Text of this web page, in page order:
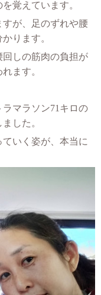
覚えています。
が、足のずれや腰
ります。
しの筋肉の負担が
ます。
マラソン71キロの
した。
いく姿が、本当に